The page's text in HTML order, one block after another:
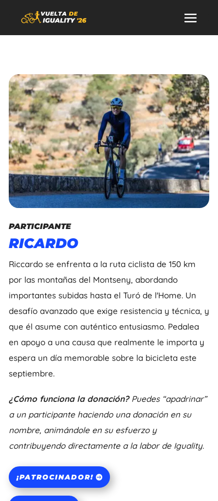
PARTICIPANTE
RICARDO
Riccardo se enfrenta a la ruta ciclista de 150 km
por las montañas del Montseny, abordando
importantes subidas hasta el Turó de l'Home. Un
desafío avanzado que exige resistencia y técnica, y
que él asume con auténtico entusiasmo. Pedalea
en apoyo a una causa que realmente le importa y
espera un día memorable sobre la bicicleta este
septiembre.
¿Cómo funciona la donación?Puedes “apadrinar”
a un participante haciendo una donación en su
nombre, animándole en su esfuerzo y
contribuyendo directamente a la labor de Iguality.
¡PATROCINADOR!